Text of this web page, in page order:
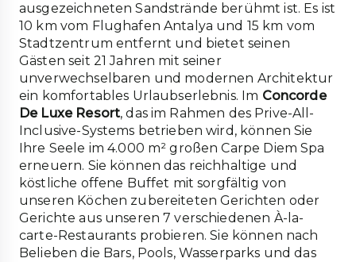
ausgezeichneten Sandstrände berühmt ist. Es ist
10 km vom Flughafen Antalya und 15 km vom
Stadtzentrum entfernt und bietet seinen
Gästen seit 21 Jahren mit seiner
unverwechselbaren und modernen Architektur
ein komfortables Urlaubserlebnis. Im Concorde
De Luxe Resort, das im Rahmen des Prive-All-
Inclusive-Systems betrieben wird, können Sie
Ihre Seele im 4.000 m² großen Carpe Diem Spa
erneuern. Sie können das reichhaltige und
köstliche offene Buffet mit sorgfältig von
unseren Köchen zubereiteten Gerichten oder
Gerichte aus unseren 7 verschiedenen À-la-
carte-Restaurants probieren. Sie können nach
Belieben die Bars, Pools, Wasserparks und das